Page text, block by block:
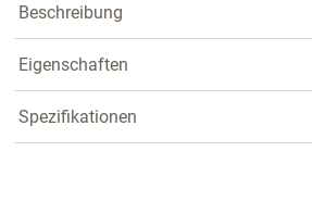
Beschreibung
Eigenschaften
Spezifikationen